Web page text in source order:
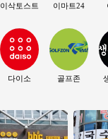
이삭토스트
다이소
이마트24
골프존